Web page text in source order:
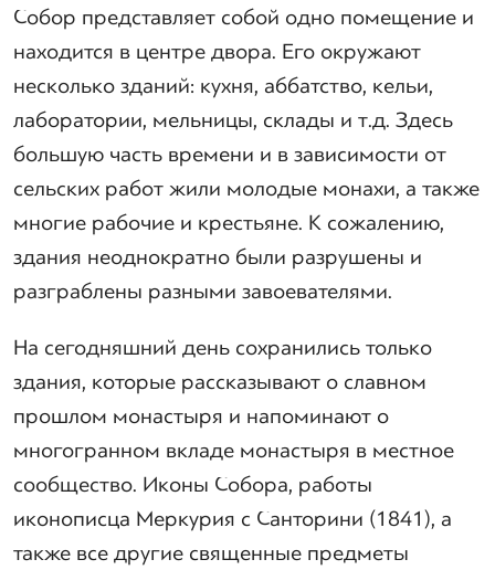
Собор представляет собой одно помещение и
находится в центре двора. Его окружают
несколько зданий: кухня, аббатство, кельи,
лаборатории, мельницы, склады и т.д. Здесь
большую часть времени и в зависимости от
сельских работ жили молодые монахи, а также
многие рабочие и крестьяне. К сожалению,
здания неоднократно были разрушены и
разграблены разными завоевателями.
На сегодняшний день сохранились только
здания, которые рассказывают о славном
прошлом монастыря и напоминают о
многогранном вкладе монастыря в местное
сообщество. Иконы Собора, работы
иконописца Меркурия с Санторини (1841), а
также все другие священные предметы